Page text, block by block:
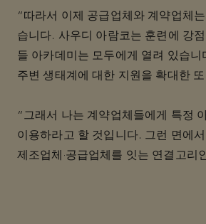
“따라서 이제 공급업체와 계약업체
습니다. 사우디 아람코는 훈련에 강
들 아카데미는 모두에게 열려 있습니
주변 생태계에 대한 지원을 확대한
“그래서 나는 계약업체들에게 특정
이용하라고 할 것입니다. 그런 면에
제조업체·공급업체를 잇는 연결고리